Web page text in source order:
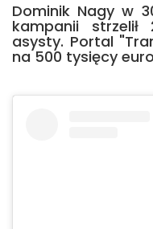
Dominik Nagy w
kampanii
asysty. Portal
na 500 tysięcy